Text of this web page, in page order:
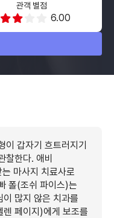
관객 별점
6.00
이 갑자기 흐트러지기
찰한다. 애비
마사지 치료사로
폴(조쉬 파이스)는
많지 않은 치과를
페이지)에게 보조를